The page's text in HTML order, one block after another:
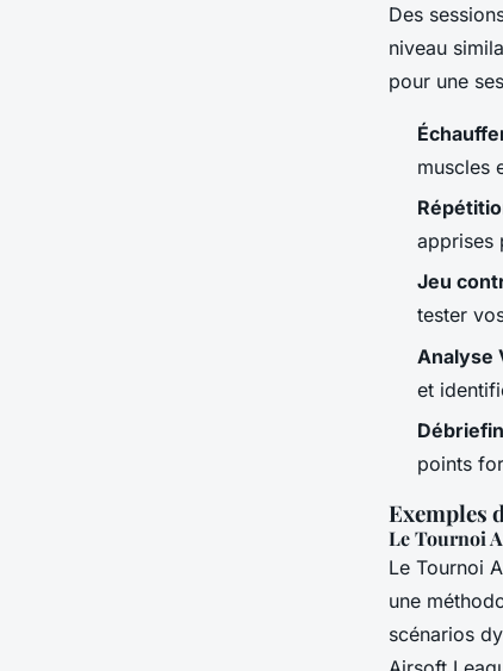
Des
niveau
pour une
muscles
apprises
Jeu
tester
Analyse
et
points
Exemples
Le Tournoi
Le Tournoi
une
scénarios